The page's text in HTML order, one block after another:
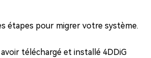
étapes pour migrer votre système.
téléchargé et installé 4DDiG